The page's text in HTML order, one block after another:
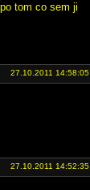
tom co sem ji
27.10.2011 14:58:05
27.10.2011 14:52:35